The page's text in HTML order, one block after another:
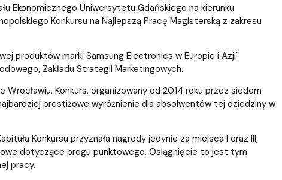
Ekonomicznego Uniwersytetu Gdańskiego na kierunku
Konkursu na Najlepszą Pracę Magisterską z zakresu
produktów marki Samsung Electronics w Europie i Azji"
Zakładu Strategii Marketingowych.
Konkurs, organizowany od 2014 roku przez siedem
prestiżowe wyróżnienie dla absolwentów tej dziedziny w
Konkursu przyznała nagrody jedynie za miejsca I oraz III,
dotyczące progu punktowego. Osiągnięcie to jest tym
pracy.